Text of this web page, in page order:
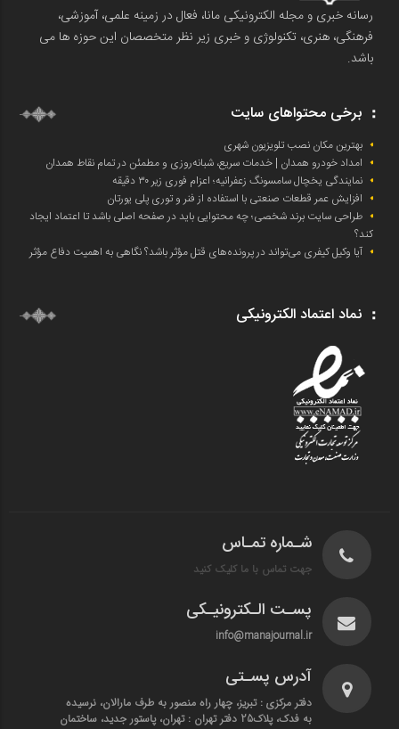
رسانه خبری و مجله الکترونیکی مانا، فعال در زمینه علمی، آموزشی،
فرهنگی، هنری، تکنولوژی و خبری زیر نظر متخصصان این حوزه ها می
باشد.
برخی محتواهای سایت
بهترین مکان نصب تلویزیون شهری
امداد خودرو همدان | خدمات سریع، شبانه‌روزی و مطمئن در تمام نقاط همدان
نمایندگی یخچال سامسونگ زعفرانیه؛ اعزام فوری زیر ۳۰ دقیقه
افزایش عمر قطعات صنعتی با استفاده از فنر و توری پلی یورتان
طراحی سایت برند شخصی؛ چه محتوایی باید در صفحه اصلی باشد تا اعتماد ایجاد
کند؟
آیا وکیل کیفری می‌تواند در پرونده‌های قتل مؤثر باشد؟ نگاهی به اهمیت دفاع مؤثر
نماد اعتماد الکترونیکی
شـماره تمـاس
جهت تماس با ما کلیک کنید
پسـت الـکترونیـکی
info@manajournal.ir
آدرس پسـتی
دفتر مرکزی : تبریز، چهار راه منصور به طرف مارالان، نرسیده
به فدک، پلاک25 دفتر تهران : تهران، پاستور جدید، ساختمان